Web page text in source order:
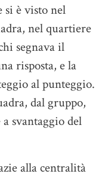
si è visto nel
nel quartiere
segnava il
risposta, e la
al punteggio.
dal gruppo,
svantaggio del
alla centralità